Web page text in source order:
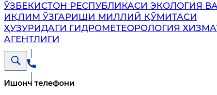
ЎЗБЕКИСТОН РЕСПУБЛИКАСИ ЭКОЛОГИЯ
ИҚЛИМ ЎЗГАРИШИ МИЛЛИЙ ҚЎМИТАСИ
ҲУЗУРИДАГИ ГИДРОМЕТЕОРОЛОГИЯ
АГЕНТЛИГИ
Ишонч телефони